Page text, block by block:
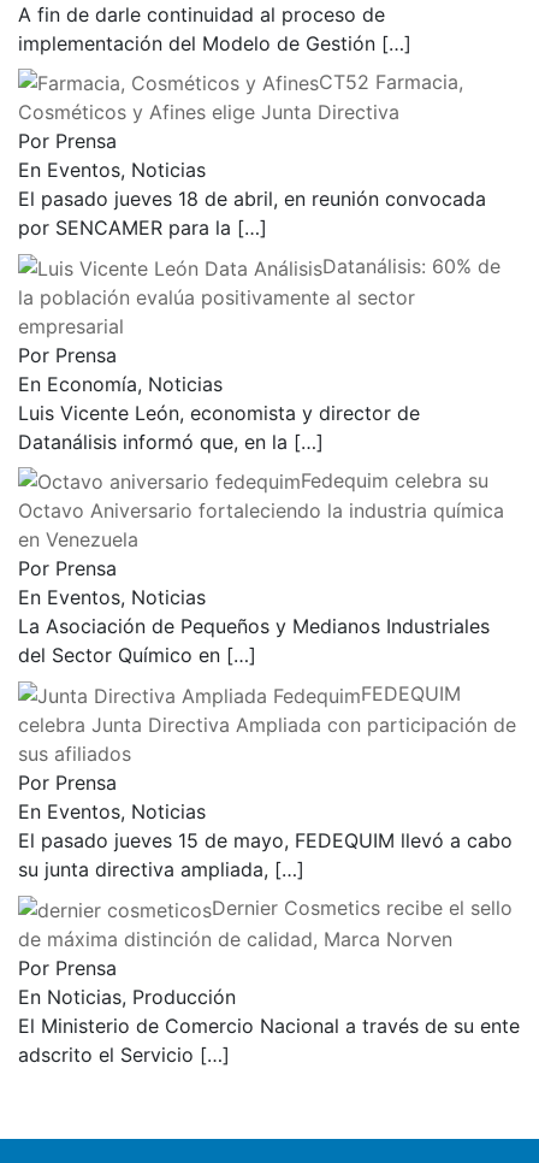
A fin de darle continuidad al proceso de
implementación del Modelo de Gestión […]
CT52 Farmacia,
Cosméticos y Afines elige Junta Directiva
Por Prensa
En Eventos, Noticias
El pasado jueves 18 de abril, en reunión convocada
por SENCAMER para la […]
Datanálisis: 60% de
la población evalúa positivamente al sector
empresarial
Por Prensa
En Economía, Noticias
Luis Vicente León, economista y director de
Datanálisis informó que, en la […]
Fedequim celebra su
Octavo Aniversario fortaleciendo la industria química
en Venezuela
Por Prensa
En Eventos, Noticias
La Asociación de Pequeños y Medianos Industriales
del Sector Químico en […]
FEDEQUIM
celebra Junta Directiva Ampliada con participación de
sus afiliados
Por Prensa
En Eventos, Noticias
El pasado jueves 15 de mayo, FEDEQUIM llevó a cabo
su junta directiva ampliada, […]
Dernier Cosmetics recibe el sello
de máxima distinción de calidad, Marca Norven
Por Prensa
En Noticias, Producción
El Ministerio de Comercio Nacional a través de su ente
adscrito el Servicio […]